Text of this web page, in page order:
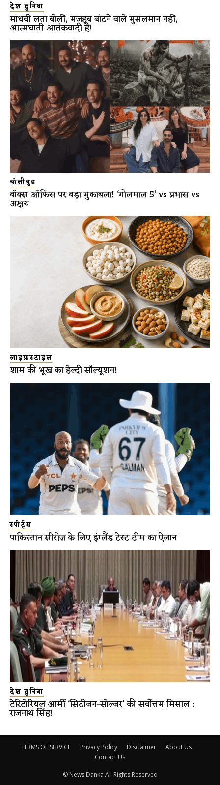
देश दुनिया
माधवी लता बोलीं, मजहब बांटने वाले मुसलमान नहीं,
आत्मघाती आतंकवादी हैं!
बॉलीवुड
बॉक्स ऑफिस पर बड़ा मुकाबला! ‘गोलमाल 5’ vs प्रभास vs
अक्षय
लाइफ़स्टाइल
शाम की भूख का हेल्दी सॉल्यूशन!
स्पोर्ट्स
पाकिस्तान सीरीज़ के लिए इंग्लैंड टेस्ट टीम का ऐलान
देश दुनिया
टेरिटोरियल आर्मी ‘सिटीजन-सोल्जर’ की सर्वोत्तम मिसाल :
राजनाथ सिंह!
TERMS OF SERVICE Privacy Policy Disclaimer
About Us
Contact Us
© News Danka All Rights Reserved